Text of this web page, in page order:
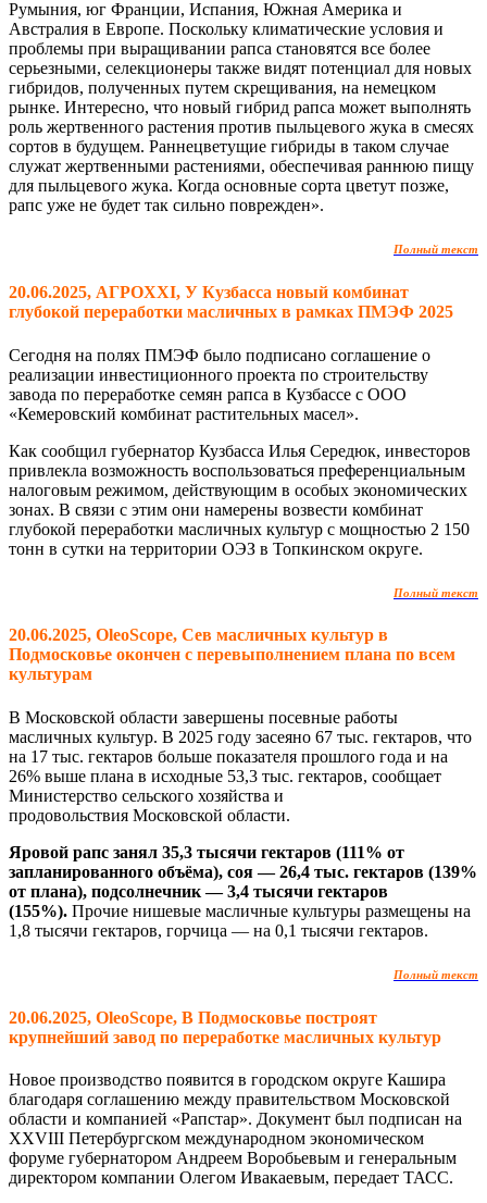
Румыния, юг Франции, Испания, Южная Америка и
Австралия в Европе. Поскольку климатические условия и
проблемы при выращивании рапса становятся все более
серьезными, селекционеры также видят потенциал для новых
гибридов, полученных путем скрещивания, на немецком
рынке. Интересно, что новый гибрид рапса может выполнять
роль жертвенного растения против пыльцевого жука в смесях
сортов в будущем. Раннецветущие гибриды в таком случае
служат жертвенными растениями, обеспечивая раннюю пищу
для пыльцевого жука. Когда основные сорта цветут позже,
рапс уже не будет так сильно поврежден».
Полный текст
20.06.2025, АГРОXXI, У Кузбасса новый комбинат
глубокой переработки масличных в рамках ПМЭФ 2025
Сегодня на полях ПМЭФ было подписано соглашение о
реализации инвестиционного проекта по строительству
завода по переработке семян рапса в Кузбассе с ООО
«Кемеровский комбинат растительных масел».
Как сообщил губернатор Кузбасса Илья Середюк, инвесторов
привлекла возможность воспользоваться преференциальным
налоговым режимом, действующим в особых экономических
зонах. В связи с этим они намерены возвести комбинат
глубокой переработки масличных культур с мощностью 2 150
тонн в сутки на территории ОЭЗ в Топкинском округе.
Полный текст
20.06.2025, OleoScope, Сев масличных культур в
Подмосковье окончен с перевыполнением плана по всем
культурам
В Московской области завершены посевные работы
масличных культур. В 2025 году засеяно 67 тыс. гектаров, что
на 17 тыс. гектаров больше показателя прошлого года и на
26% выше плана в исходные 53,3 тыс. гектаров, сообщает
Министерство сельского хозяйства и
продовольствия Московской области.
Яровой рапс занял 35,3 тысячи гектаров (111% от
запланированного объёма), соя — 26,4 тыс. гектаров (139%
от плана), подсолнечник — 3,4 тысячи гектаров
(155%). Прочие нишевые масличные культуры размещены на
1,8 тысячи гектаров, горчица — на 0,1 тысячи гектаров.
Полный текст
20.06.2025, OleoScope, В Подмосковье построят
крупнейший завод по переработке масличных культур
Новое производство появится в городском округе Кашира
благодаря соглашению между правительством Московской
области и компанией «Рапстар». Документ был подписан на
XXVIII Петербургском международном экономическом
форуме губернатором Андреем Воробьевым и генеральным
директором компании Олегом Ивакаевым, передает ТАСС.